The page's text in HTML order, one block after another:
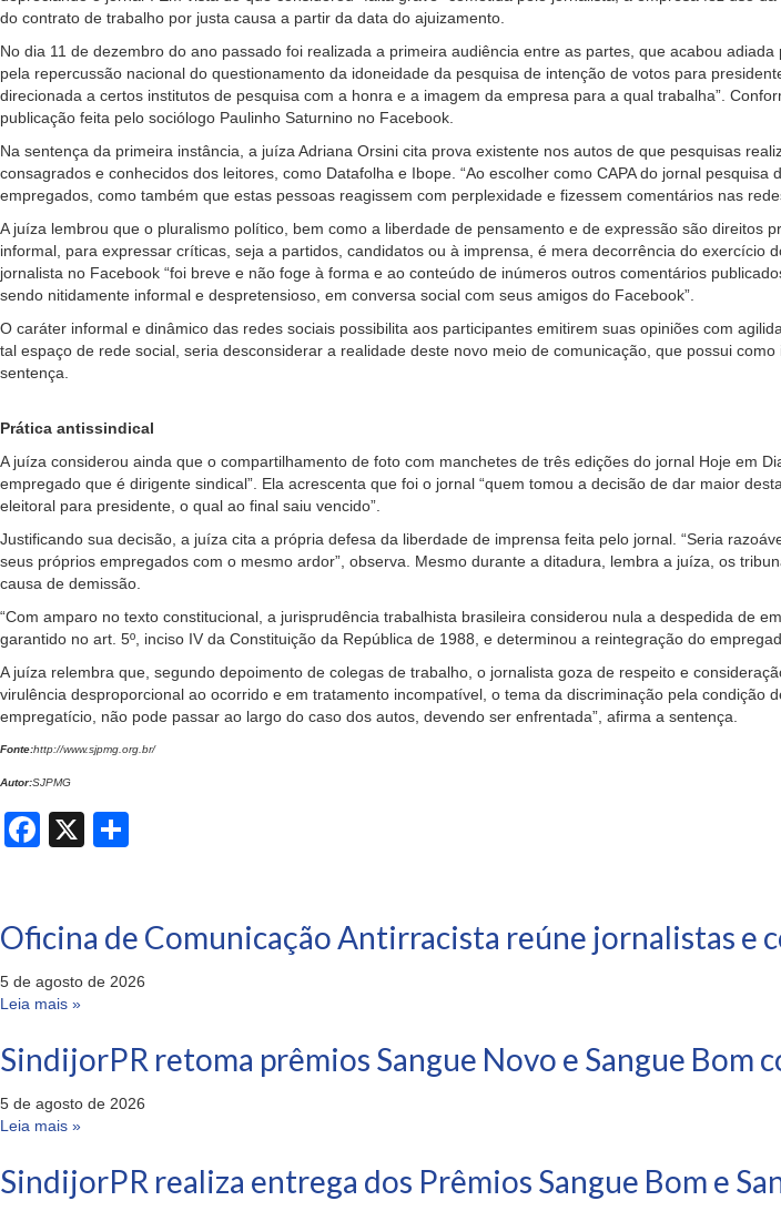
do contrato de trabalho por justa causa a partir da data do ajuizamento.
No dia 11 de dezembro do ano passado foi realizada a primeira audiência entre as partes, que acabou
pela repercussão nacional do questionamento da idoneidade da pesquisa de intenção de votos para
direcionada a certos institutos de pesquisa com a honra e a imagem da empresa para a qual trabalha”.
publicação feita pelo sociólogo Paulinho Saturnino no Facebook.
Na sentença da primeira instância, a juíza Adriana Orsini cita prova existente nos autos de que pesquisas
consagrados e conhecidos dos leitores, como Datafolha e Ibope. “Ao escolher como CAPA do jornal
empregados, como também que estas pessoas reagissem com perplexidade e fizessem comentários nas
A juíza lembrou que o pluralismo político, bem como a liberdade de pensamento e de expressão são
informal, para expressar críticas, seja a partidos, candidatos ou à imprensa, é mera decorrência do
jornalista no Facebook “foi breve e não foge à forma e ao conteúdo de inúmeros outros comentários
sendo nitidamente informal e despretensioso, em conversa social com seus amigos do Facebook”.
O caráter informal e dinâmico das redes sociais possibilita aos participantes emitirem suas opiniões com
tal espaço de rede social, seria desconsiderar a realidade deste novo meio de comunicação, que possui
sentença.
Prática antissindical
A juíza considerou ainda que o compartilhamento de foto com manchetes de três edições do jornal Hoje em
empregado que é dirigente sindical”. Ela acrescenta que foi o jornal “quem tomou a decisão de dar maior
eleitoral para presidente, o qual ao final saiu vencido”.
Justificando sua decisão, a juíza cita a própria defesa da liberdade de imprensa feita pelo jornal. “Seria
seus próprios empregados com o mesmo ardor”, observa. Mesmo durante a ditadura, lembra a juíza, os
causa de demissão.
“Com amparo no texto constitucional, a jurisprudência trabalhista brasileira considerou nula a despedida de
garantido no art. 5º, inciso IV da Constituição da República de 1988, e determinou a reintegração do
A juíza relembra que, segundo depoimento de colegas de trabalho, o jornalista goza de respeito e
virulência desproporcional ao ocorrido e em tratamento incompatível, o tema da discriminação pela
empregatício, não pode passar ao largo do caso dos autos, devendo ser enfrentada”, afirma a sentença.
Fonte:http://www.sjpmg.org.br/
Autor:SJPMG
Facebook
X
Oficina de Comunicação Antirracista reúne jornalistas e
5 de agosto de 2026
Leia mais »
SindijorPR retoma prêmios Sangue Novo e Sangue Bom
5 de agosto de 2026
Leia mais »
SindijorPR realiza entrega dos Prêmios Sangue Bom e